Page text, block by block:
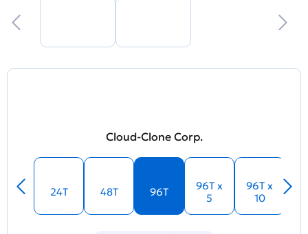
Cloud-Clone Corp.
24T 48T 96T
96T x
5
96T x
10